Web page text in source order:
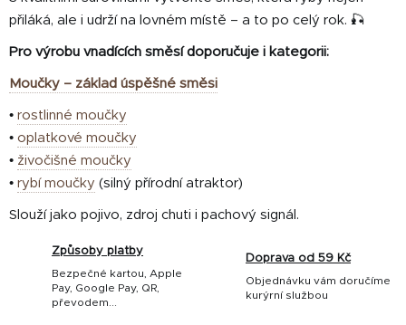
přiláká, ale i udrží na lovném místě – a to po celý rok. 🎣
Pro výrobu vnadících směsí doporučuje i kategorii:
Moučky – základ úspěšné směsi
• rostlinné moučky
• oplatkové moučky
• živočišné moučky
• rybí moučky (silný přírodní atraktor)
Slouží jako pojivo, zdroj chuti i pachový signál.
Způsoby platby
Bezpečné kartou, Apple
Pay, Google Pay, QR,
převodem...
Doprava od 59 Kč
Objednávku vám doručíme
kurýrní službou